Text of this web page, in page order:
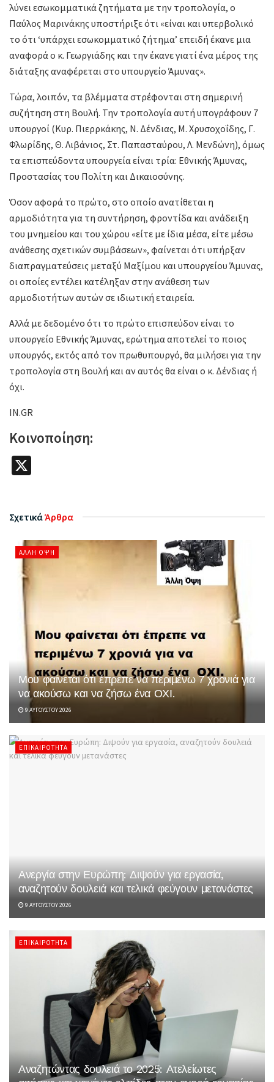
λύνει εσωκομματικά ζητήματα με την τροπολογία, ο
Παύλος Μαρινάκης υποστήριξε ότι «είναι και υπερβολικό
το ότι ‘υπάρχει εσωκομματικό ζήτημα’ επειδή έκανε μια
αναφορά ο κ. Γεωργιάδης και την έκανε γιατί ένα μέρος της
διάταξης αναφέρεται στο υπουργείο Άμυνας».
Τώρα, λοιπόν, τα βλέμματα στρέφονται στη σημερινή
συζήτηση στη Βουλή. Την τροπολογία αυτή υπογράφουν 7
υπουργοί (Κυρ. Πιερρκάκης, Ν. Δένδιας, Μ. Χρυσοχοΐδης, Γ.
Φλωρίδης, Θ. Λιβάνιος, Στ. Παπασταύρου, Λ. Μενδώνη), όμως
τα επισπεύδοντα υπουργεία είναι τρία: Εθνικής Άμυνας,
Προστασίας του Πολίτη και Δικαιοσύνης.
Όσον αφορά το πρώτο, στο οποίο ανατίθεται η
αρμοδιότητα για τη συντήρηση, φροντίδα και ανάδειξη
του μνημείου και του χώρου «είτε με ίδια μέσα, είτε μέσω
ανάθεσης σχετικών συμβάσεων», φαίνεται ότι υπήρξαν
διαπραγματεύσεις μεταξύ Μαξίμου και υπουργείου Άμυνας,
οι οποίες εντέλει κατέληξαν στην ανάθεση των
αρμοδιοτήτων αυτών σε ιδιωτική εταιρεία.
Αλλά με δεδομένο ότι το πρώτο επισπεύδον είναι το
υπουργείο Εθνικής Άμυνας, ερώτημα αποτελεί το ποιος
υπουργός, εκτός από τον πρωθυπουργό, θα μιλήσει για την
τροπολογία στη Βουλή και αν αυτός θα είναι ο κ. Δένδιας ή
όχι.
IN.GR
Κοινοποίηση:
ΣχετικάΆρθρα
ΆΛΛΗ ΌΨΗ
Μου φαίνεται ότι έπρεπε να περιμένω 7 χρονιά για
να ακούσω και να ζήσω ένα ΟΧΙ.
9 ΑΥΓΟΎΣΤΟΥ 2026
ΕΠΙΚΑΙΡΌΤΗΤΑ
Ανεργία στην Ευρώπη: Διψούν για εργασία,
αναζητούν δουλειά και τελικά φεύγουν μετανάστες
9 ΑΥΓΟΎΣΤΟΥ 2026
ΕΠΙΚΑΙΡΌΤΗΤΑ
Αναζητώντας δουλειά το 2025: Ατελείωτες